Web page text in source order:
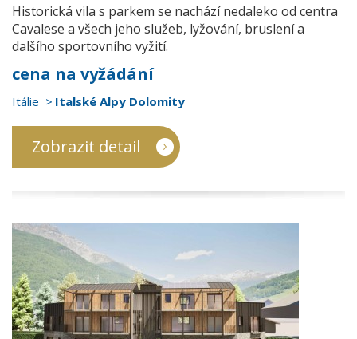
Historická vila s parkem se nachází nedaleko od centra
Cavalese a všech jeho služeb, lyžování, bruslení a
dalšího sportovního vyžití.
cena na vyžádání
Itálie Italské Alpy Dolomity
Zobrazit detail